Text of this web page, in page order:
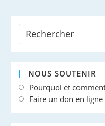
NOUS SOUTENIR
Pourquoi et
Faire un don en ligne